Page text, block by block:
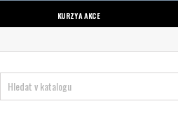
KURZY A AKCE